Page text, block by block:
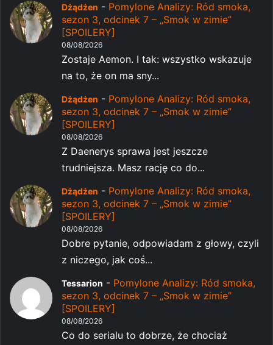
Dżądżen - Pomylone Analizy: Ród smoka,
sezon 3, odcinek 7 – „Smok w zimie”
[SPOILERY]
08/08/2026
Zostaje Aemon. I tak: wszystko wskazuje
na to, że on ma sny...
Dżądżen - Pomylone Analizy: Ród smoka,
sezon 3, odcinek 7 – „Smok w zimie”
[SPOILERY]
08/08/2026
Z Daenerys sprawa jest jeszcze
trudniejsza. Masz rację co do...
Dżądżen - Pomylone Analizy: Ród smoka,
sezon 3, odcinek 7 – „Smok w zimie”
[SPOILERY]
08/08/2026
Dobre pytanie, odpowiadam z głowy, czyli
z niczego, jak coś...
Tessarion - Pomylone Analizy: Ród smoka,
sezon 3, odcinek 7 – „Smok w zimie”
[SPOILERY]
08/08/2026
Co do serialu to dobrze, że chociaż